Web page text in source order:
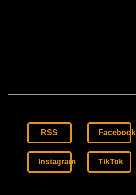
RSS Facebook
Instagram TikTok